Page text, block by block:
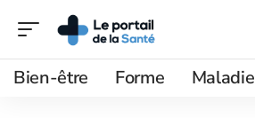
Bien-être Forme Maladie